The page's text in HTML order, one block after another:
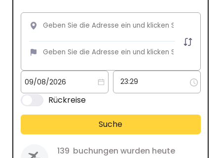
Rückreise
Suche
139 buchungen wurden heute